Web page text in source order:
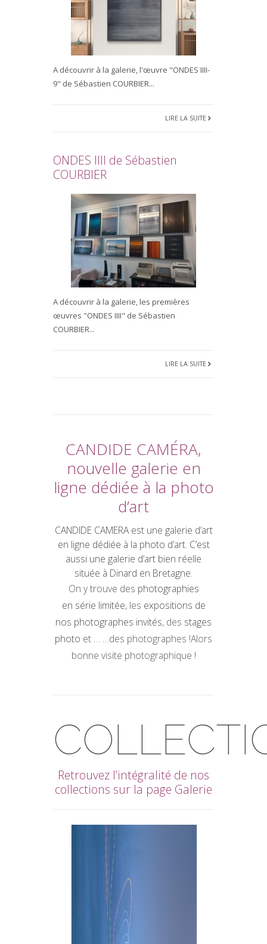
A découvrir à la galerie, l'œuvre "ONDES IIII-
9" de Sébastien COURBIER...
LIRE LA SUITE
ONDES IIII de Sébastien
COURBIER
A découvrir à la galerie, les premières
œuvres "ONDES IIII" de Sébastien
COURBIER...
LIRE LA SUITE
CANDIDE CAMÉRA,
nouvelle galerie en
ligne dédiée à la photo
d’art
CANDIDE CAMERA est une galerie d’art
en ligne dédiée à la photo d’art. C’est
aussi une galerie d’art bien réelle
située à Dinard en Bretagne.
On y trouve des photographies
en série limitée,les expositions de
nos photographes invités, des stages
photo et … …des photographes !Alors
bonne visite photographique !
Retrouvez l’intégralité de nos
collections sur la page Galerie